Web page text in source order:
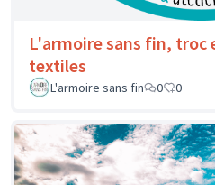
L'armoire sans fin, troc
textiles
L'armoire sans fin
0 0